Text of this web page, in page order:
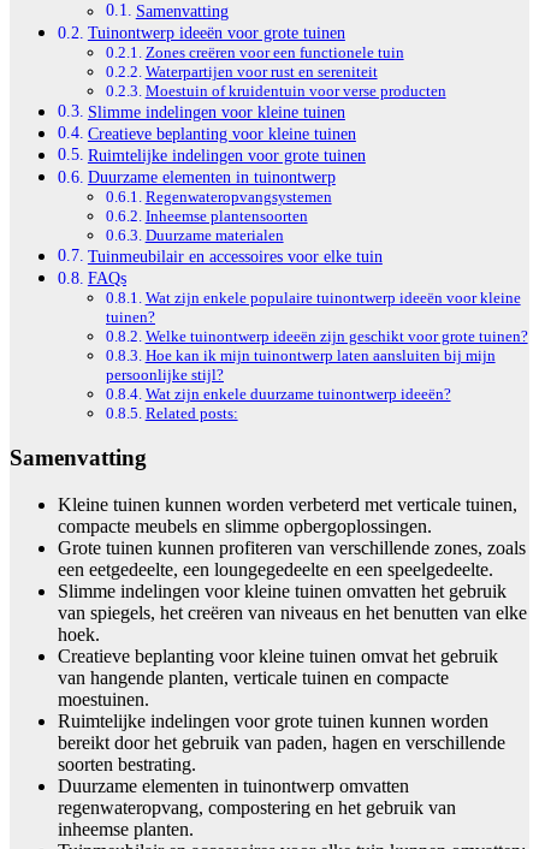
Samenvatting
Tuinontwerp ideeën voor grote tuinen
Zones creëren voor een functionele tuin
Waterpartijen voor rust en sereniteit
Moestuin of kruidentuin voor verse producten
Slimme indelingen voor kleine tuinen
Creatieve beplanting voor kleine tuinen
Ruimtelijke indelingen voor grote tuinen
Duurzame elementen in tuinontwerp
Regenwateropvangsystemen
Inheemse plantensoorten
Duurzame materialen
Tuinmeubilair en accessoires voor elke tuin
FAQs
Wat zijn enkele populaire tuinontwerp ideeën voor kleine
tuinen?
Welke tuinontwerp ideeën zijn geschikt voor grote tuinen?
Hoe kan ik mijn tuinontwerp laten aansluiten bij mijn
persoonlijke stijl?
Wat zijn enkele duurzame tuinontwerp ideeën?
Related posts:
Samenvatting
Kleine tuinen kunnen worden verbeterd met verticale tuinen,
compacte meubels en slimme opbergoplossingen.
Grote tuinen kunnen profiteren van verschillende zones, zoals
een eetgedeelte, een loungegedeelte en een speelgedeelte.
Slimme indelingen voor kleine tuinen omvatten het gebruik
van spiegels, het creëren van niveaus en het benutten van elke
hoek.
Creatieve beplanting voor kleine tuinen omvat het gebruik
van hangende planten, verticale tuinen en compacte
moestuinen.
Ruimtelijke indelingen voor grote tuinen kunnen worden
bereikt door het gebruik van paden, hagen en verschillende
soorten bestrating.
Duurzame elementen in tuinontwerp omvatten
regenwateropvang, compostering en het gebruik van
inheemse planten.